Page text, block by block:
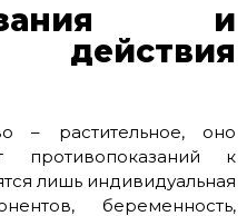
и
– растительное, оно
противопоказаний к
лишь индивидуальная
беременность,